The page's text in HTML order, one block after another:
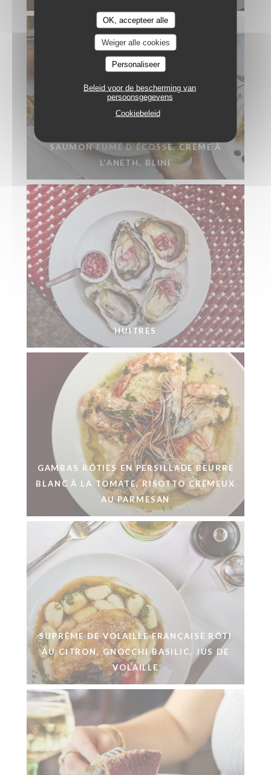
OK, accepteer alle
Weiger alle cookies
Personaliseer
Beleid voor de bescherming van
persoonsgegevens
Cookiebeleid
SAUMON FUMÉ D’ÉCOSSE, CRÈME À
L’ANETH, BLINI
HUITRES
GAMBAS RÔTIES EN PERSILLADE BEURRE
BLANC À LA TOMATE, RISOTTO CRÉMEUX
AU PARMESAN
SUPRÊME DE VOLAILLE FRANÇAISE RÔTI
AU CITRON, GNOCCHI BASILIC, JUS DE
VOLAILLE